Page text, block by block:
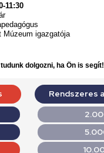
11:30
Múzeum igazgatója
dolgozni, ha Ön is segít!